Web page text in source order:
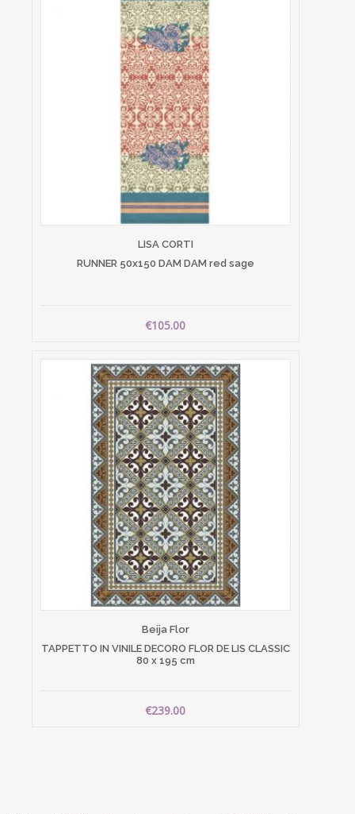
LISA CORTI
RUNNER 50x150 DAM DAM red sage
€105.00
Beija Flor
TAPPETTO IN VINILE DECORO FLOR DE LIS CLASSIC
80 x 195 cm
€239.00